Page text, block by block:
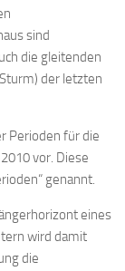
sind
die gleitenden
der letzten
Perioden für die
vor. Diese
genannt.
eines
wird damit
die